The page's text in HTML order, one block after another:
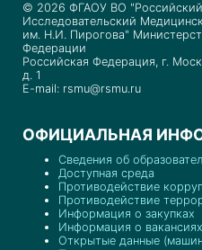
© 2026 ФГАОУ ВО
Исследовательский
им. Н.И. Пирогова"
Федерации
Российская Федерация, г.
д. 1
E-mail: rsmu@rsmu.ru
ОФИЦИАЛЬНАЯ
Сведения об
Доступная среда
Противодействие
Противодействие
Информация о закупках
Информация о вакансиях
Открытые данные